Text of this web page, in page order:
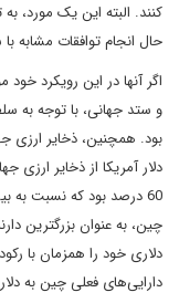
کنند. البته این یک مورد،
حال انجام توافقات مشابه
اگر آنها در این رویکرد خود
و ستد جهانی، با توجه به
بود. همچنین، ذخایر ارزی
چین، به عنوان بزرگترین
دلاری خود را همزمان با
دارایی‌های فعلی چین به دلار در